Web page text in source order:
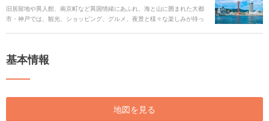
旧居留地や異人館、南京町など異国情緒にあふれ、海と山に囲まれた大都
市・神戸では、観光、ショッピング、グルメ、夜景と様々な楽しみが待っ
ご紹介します。
基本情報
地図を見る